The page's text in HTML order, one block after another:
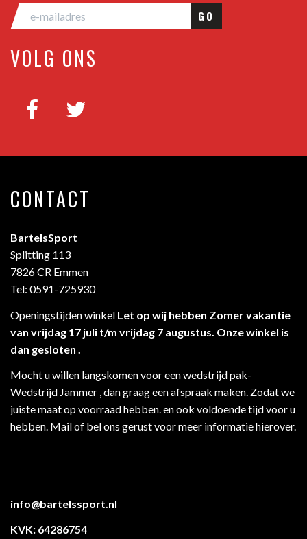
GO
VOLG ONS
CONTACT
BartelsSport
Splitting 113
7826 CR Emmen
Tel: 0591-725930
Openingstijden winkel Let op wij hebben Zomer vakantie
van vrijdag 17 juli t/m vrijdag 7 augustus. Onze winkel is
dan gesloten .
Mocht u willen langskomen voor een wedstrijd pak-
Wedstrijd Jammer , dan graag een afspraak maken. Zodat we
juiste maat op voorraad hebben. en ook voldoende tijd voor u
hebben. Mail of bel ons gerust voor meer informatie hierover.
info@bartelssport.nl
KVK: 64286754